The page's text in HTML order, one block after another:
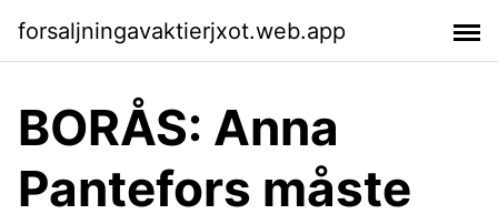
forsaljningavaktierjxot.web.app
BORÅS: Anna
Pantefors måste